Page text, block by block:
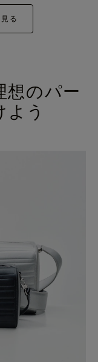
る
想のパー
よう